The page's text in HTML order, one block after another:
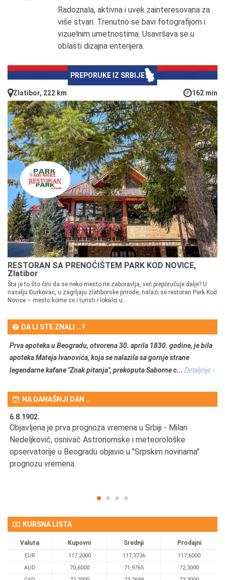
Radoznala, aktivna i uvek zainteresovana za
više stvari. Trenutno se bavi fotografijom i
vizuelnim umetnostima. Usavršava se u
oblasti dizajna enterijera.
PREPORUKE IZ SRBIJE
Zlatibor, 222 km 162 min
RESTORAN SA PRENOĆIŠTEM PARK KOD NOVICE,
Zlatibor
Šta je to što čini da se neko mesto ne zaboravlja, već preporučuje dalje? U
naselju Đurkovac, u zagrljaju zlatiborske prirode, nalazi se restoran Park Kod
Novice – mesto kome se i turisti i lokalci u...
DA LI STE ZNALI …?
Prva apoteka u Beogradu, otvorena 30. aprila 1830. godine, je bila
apoteka Mateja Ivanovića, koja se nalazila sa gornje strane
legendarne kafane "Znak pitanja", prekoputa Saborne c... Detaljnije ›
NA DANAŠNJI DAN …
6.8.1902.
Objavljena je prva prognoza vremena u Srbiji - Milan
Nedeljković, osnivač Astronomske i meteorološke
opservatorije u Beogradu objavio u "Srpskim novinama"
prognozu vremena.
KURSNA LISTA
Valuta Kupovni Srednji Prodajni
EUR 117,2000 117,3736
117,6000
AUD
70,6000 71,9765
72,3000